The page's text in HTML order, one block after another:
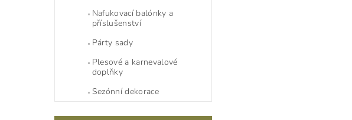
Nafukovací balónky a
příslušenství
Párty sady
Plesové a karnevalové
doplňky
Sezónní dekorace